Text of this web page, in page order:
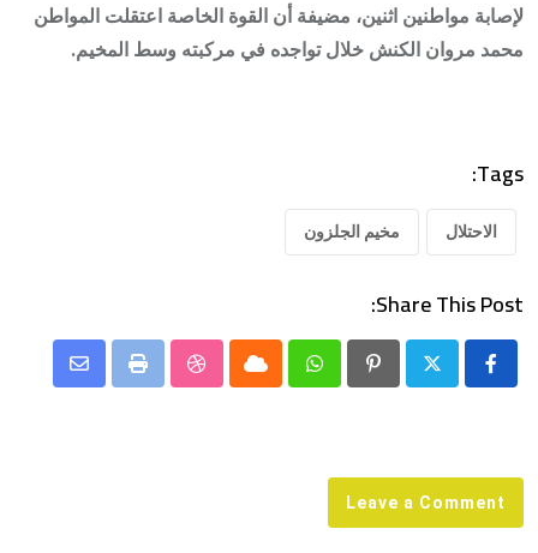
لإصابة مواطنين اثنين، مضيفة أن القوة الخاصة اعتقلت المواطن
محمد مروان الكنش خلال تواجده في مركبته وسط المخيم.
Tags:
الاحتلال مخيم الجلزون
Share This Post:
Pinterest
Whatsapp
Cloud
StumbleUpon
Print
Share
Leave a Comment